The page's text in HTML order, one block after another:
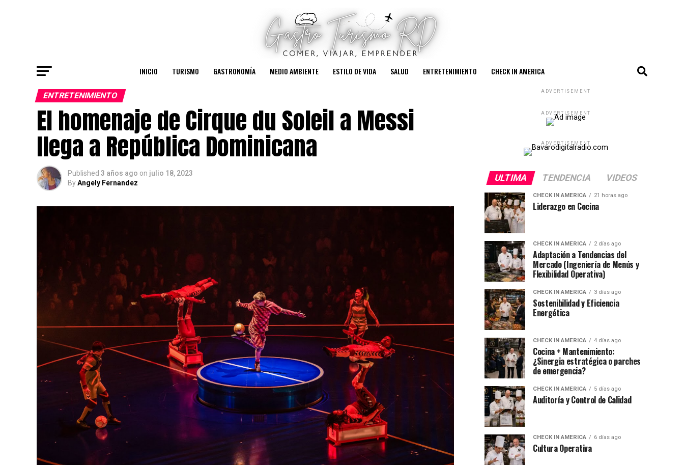
INICIO TURISMO GASTRONOMÍA MEDIO AMBIENTE ESTILO DE VIDA SALUD ENTRETENIMIENTO CHECK IN AMERICA
ENTRETENIMIENTO
El homenaje de Cirque du Soleil a Messi
llega a República Dominicana
Published 3 años ago on julio 18, 2023
ByAngely Fernandez
ADVERTISEMENT
ADVERTISEMENT
ADVERTISEMENT
ULTIMA TENDENCIA VIDEOS
CHECK IN AMERICA 21 horas ago
Liderazgo en Cocina
CHECK IN AMERICA 2 días ago
Adaptación a Tendencias del
Mercado (Ingeniería de Menús y
Flexibilidad Operativa)
CHECK IN AMERICA 3 días ago
Sostenibilidad y Eficiencia
Energética
CHECK IN AMERICA 4 días ago
Cocina + Mantenimiento:
¿Sinergia estratégica o parches
de emergencia?
CHECK IN AMERICA 5 días ago
Auditoría y Control de Calidad
CHECK IN AMERICA 6 días ago
Cultura Operativa